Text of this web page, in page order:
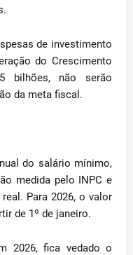
de investimento
do Crescimento
bilhões, não serão
da meta fiscal.
do salário mínimo,
medida pelo INPC e
Para 2026, o valor
de 1º de janeiro.
2026, fica vedado o